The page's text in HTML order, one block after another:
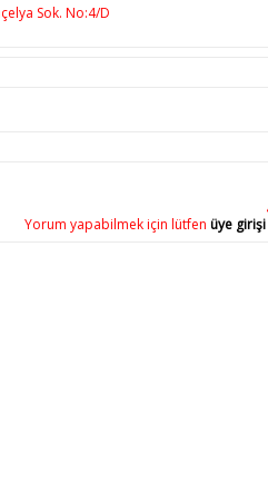
Sok. No:4/D
Yorum yapabilmek için lütfen üye girişi